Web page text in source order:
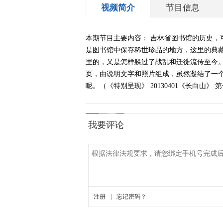
视频简介 节目信息
本期节目主要内容： 吉林省图书馆的历史
是图书馆中保存稀世珍品的地方，这里的典
里的，又是怎样躲过了战乱和迁徙流传至今
页，由说明文字和照片组成，虽然凝结了一
呢。（《特别呈现》 20130401《长白山》